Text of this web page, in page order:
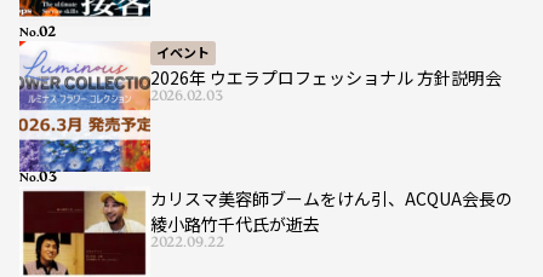
イベント
2026年 ウエラプロフェッショナル 方針説明会
2026.02.03
No.
カリスマ美容師ブームをけん引、ACQUA会長の
綾小路竹千代氏が逝去
2022.09.22
No.